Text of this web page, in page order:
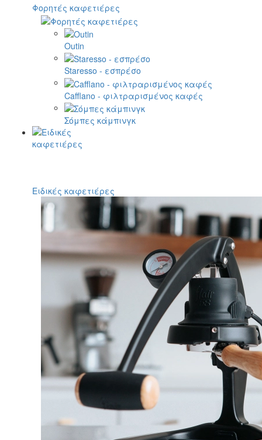
Φορητές καφετιέρες
Outin
Staresso - εσπρέσο
Cafflano - φιλτραρισμένος καφές
Σόμπες κάμπινγκ
Ειδικές καφετιέρες